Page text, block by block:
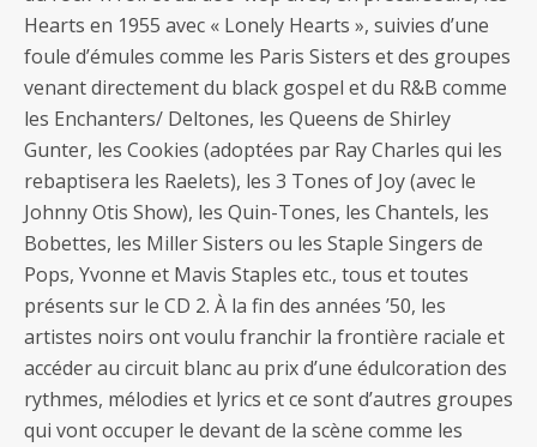
Hearts en 1955 avec « Lonely Hearts », suivies d’une
foule d’émules comme les Paris Sisters et des groupes
venant directement du black gospel et du R&B comme
les Enchanters/ Deltones, les Queens de Shirley
Gunter, les Cookies (adoptées par Ray Charles qui les
rebaptisera les Raelets), les 3 Tones of Joy (avec le
Johnny Otis Show), les Quin-Tones, les Chantels, les
Bobettes, les Miller Sisters ou les Staple Singers de
Pops, Yvonne et Mavis Staples etc., tous et toutes
présents sur le CD 2. À la fin des années ’50, les
artistes noirs ont voulu franchir la frontière raciale et
accéder au circuit blanc au prix d’une édulcoration des
rythmes, mélodies et lyrics et ce sont d’autres groupes
qui vont occuper le devant de la scène comme les